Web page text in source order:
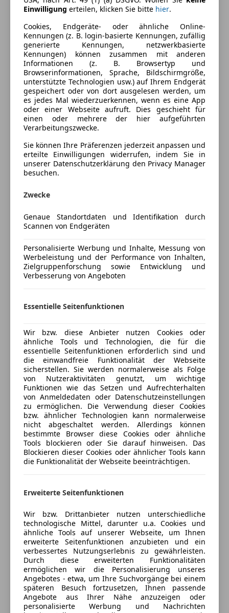
Einparkhilfe Rückfahrkamera
Einparkhilfe Sensoren hinten
Einparkhilfe Sensoren vorne
Elektrische Heckklappe
Klimaautomatik
Sitzheizung
Standheizung
Unterhaltung/Media
Induktionsladen für Smartphones
Sicherheit
Abstandstempomat
Kopfairbag
LED-Scheinwerfer
Farbe und Innenausstattung
Außenfarbe
Blau
Lackierung
Metallic
Fahrzeugbeschreibung
Kredit- oder Leasingrate individuell veränderbar!
Prompt verfügbar!
Preisbewertung
Versicherung
Kfz-Versicherung
Versicherungsschutz an Ihre Bedürfnisse
Jetzt berechnen
Verkäufer Händler
Autohaus Waldviertel GmbH
Sternebewertung 5 von 5
5Sterne
(100% Weiterempfehlungen)
Anbieter auf AutoScout24 seit 2025
3580 Horn, AT
Kontakt
Alle Fahrzeuge des Anbieters
Anbieter kontaktieren
Deine Nachricht
Einwilligung erteilen, klicken Sie bitte hier.
Cookies, Endgeräte- oder ähnliche Online-
Kennungen (z. B. login-basierte Kennungen, zufällig
generierte Kennungen, netzwerkbasierte
Kennungen) können zusammen mit anderen
Informationen (z. B. Browsertyp und
Browserinformationen, Sprache, Bildschirmgröße,
unterstützte Technologien usw.) auf Ihrem Endgerät
gespeichert oder von dort ausgelesen werden, um
es jedes Mal wiederzuerkennen, wenn es eine App
oder einer Webseite aufruft. Dies geschieht für
einen oder mehrere der hier aufgeführten
Verarbeitungszwecke.
Sie können Ihre Präferenzen jederzeit anpassen und
erteilte Einwilligungen widerrufen, indem Sie in
unserer Datenschutzerklärung den Privacy Manager
besuchen.
Zwecke
Genaue Standortdaten und Identifikation durch
Scannen von Endgeräten
Personalisierte Werbung und Inhalte, Messung von
Werbeleistung und der Performance von Inhalten,
Zielgruppenforschung sowie Entwicklung und
Verbesserung von Angeboten
Essentielle Seitenfunktionen
Wir bzw. diese Anbieter nutzen Cookies oder
ähnliche Tools und Technologien, die für die
essentielle Seitenfunktionen erforderlich sind und
die einwandfreie Funktionalität der Webseite
sicherstellen. Sie werden normalerweise als Folge
von Nutzeraktivitäten genutzt, um wichtige
Funktionen wie das Setzen und Aufrechterhalten
von Anmeldedaten oder Datenschutzeinstellungen
zu ermöglichen. Die Verwendung dieser Cookies
bzw. ähnlicher Technologien kann normalerweise
nicht abgeschaltet werden. Allerdings können
bestimmte Browser diese Cookies oder ähnliche
Tools blockieren oder Sie darauf hinweisen. Das
Blockieren dieser Cookies oder ähnlicher Tools kann
die Funktionalität der Webseite beeinträchtigen.
Erweiterte Seitenfunktionen
Wir bzw. Drittanbieter nutzen unterschiedliche
technologische Mittel, darunter u.a. Cookies und
ähnliche Tools auf unserer Webseite, um Ihnen
erweiterte Seitenfunktionen anzubieten und ein
verbessertes Nutzungserlebnis zu gewährleisten.
Durch diese erweiterten Funktionalitäten
ermöglichen wir die Personalisierung unseres
Angebotes - etwa, um Ihre Suchvorgänge bei einem
späteren Besuch fortzusetzen, Ihnen passende
Angebote aus Ihrer Nähe anzuzeigen oder
personalisierte Werbung und Nachrichten